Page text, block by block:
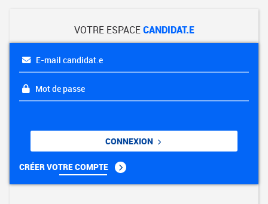
VOTRE ESPACECANDIDAT.E
E-mail candidat.e
Mot de passe
CONNEXION
CRÉER VOTRE COMPTE